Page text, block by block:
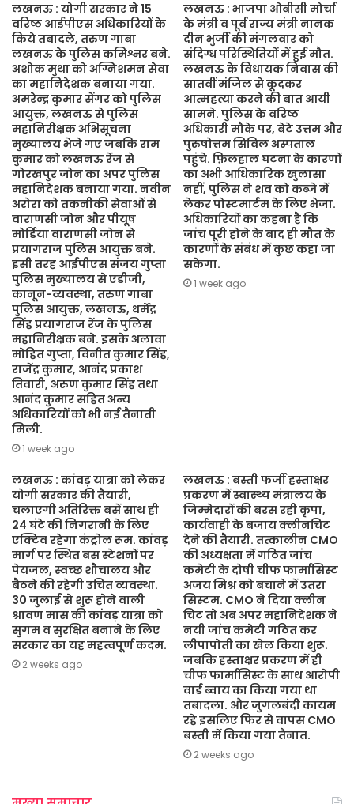
लखनऊ : योगी सरकार ने 15
वरिष्ठ आईपीएस अधिकारियों के
किये तबादले, तरुण गाबा
लखनऊ के पुलिस कमिश्नर बने.
अशोक मुथा को अग्निशमन सेवा
का महानिदेशक बनाया गया.
अमरेन्द्र कुमार सेंगर को पुलिस
आयुक्त, लखनऊ से पुलिस
महानिरीक्षक अभिसूचना
मुख्यालय भेजे गए जबकि राम
कुमार को लखनऊ रेंज से
गोरखपुर जोन का अपर पुलिस
महानिदेशक बनाया गया. नवीन
अरोरा को तकनीकी सेवाओं से
वाराणसी जोन और पीयूष
मोर्डिया वाराणसी जोन से
प्रयागराज पुलिस आयुक्त बने.
इसी तरह आईपीएस संजय गुप्ता
पुलिस मुख्यालय से एडीजी,
कानून-व्यवस्था, तरुण गाबा
पुलिस आयुक्त, लखनऊ, धर्मेंद्र
सिंह प्रयागराज रेंज के पुलिस
महानिरीक्षक बने. इसके अलावा
मोहित गुप्ता, विनीत कुमार सिंह,
राजेंद्र कुमार, आनंद प्रकाश
तिवारी, अरुण कुमार सिंह तथा
आनंद कुमार सहित अन्य
अधिकारियों को भी नई तैनाती
मिली.
1 week ago
लखनऊ : भाजपा ओबीसी मोर्चा
के मंत्री व पूर्व राज्य मंत्री नानक
दीन भुर्जी की मंगलवार को
संदिग्ध परिस्थितियों में हुई मौत.
लखनऊ के विधायक निवास की
सातवीं मंजिल से कूदकर
आत्महत्या करने की बात आयी
सामने. पुलिस के वरिष्ठ
अधिकारी मौके पर, बेटे उत्तम और
पुरुषोत्तम सिविल अस्पताल
पहुंचे. फ़िलहाल घटना के कारणों
का अभी आधिकारिक खुलासा
नहीं, पुलिस ने शव को कब्जे में
लेकर पोस्टमार्टम के लिए भेजा.
अधिकारियों का कहना है कि
जांच पूरी होने के बाद ही मौत के
कारणों के संबंध में कुछ कहा जा
सकेगा.
1 week ago
लखनऊ : कांवड़ यात्रा को लेकर
योगी सरकार की तैयारी,
चलाएगी अतिरिक्त बसें साथ ही
24 घंटे की निगरानी के लिए
एक्टिव रहेगा कंट्रोल रूम. कांवड़
मार्ग पर स्थित बस स्टेशनों पर
पेयजल, स्वच्छ शौचालय और
बैठने की रहेगी उचित व्यवस्था.
30 जुलाई से शुरू होने वाली
श्रावण मास की कांवड़ यात्रा को
सुगम व सुरक्षित बनाने के लिए
सरकार का यह महत्वपूर्ण कदम.
2 weeks ago
लखनऊ : बस्ती फर्जी हस्ताक्षर
प्रकरण में स्वास्थ्य मंत्रालय के
जिम्मेदारों की बरस रही कृपा,
कार्यवाही के बजाय क्लीनचिट
देने की तैयारी. तत्कालीन CMO
की अध्यक्षता में गठित जांच
कमेटी के दोषी चीफ फार्मासिस्ट
अजय मिश्र को बचाने में उतरा
सिस्टम. CMO ने दिया क्लीन
चिट तो अब अपर महानिदेशक ने
नयी जांच कमेटी गठित कर
लीपापोती का खेल किया शुरू.
जबकि हस्ताक्षर प्रकरण में ही
चीफ फार्मासिस्ट के साथ आरोपी
वार्ड ब्वाय का किया गया था
तबादला. और जुगलबंदी कायम
रहे इसलिए फिर से वापस CMO
बस्ती में किया गया तैनात.
2 weeks ago